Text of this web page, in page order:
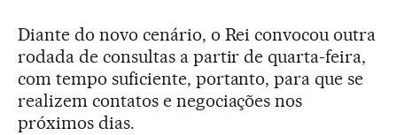
Diante do novo cenário, o Rei convocou outra
rodada de consultas a partir de quarta-feira,
com tempo suficiente, portanto, para que se
realizem contatos e negociações nos
próximos dias.